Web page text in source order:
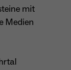
ID, damit
oder
mit
Medien